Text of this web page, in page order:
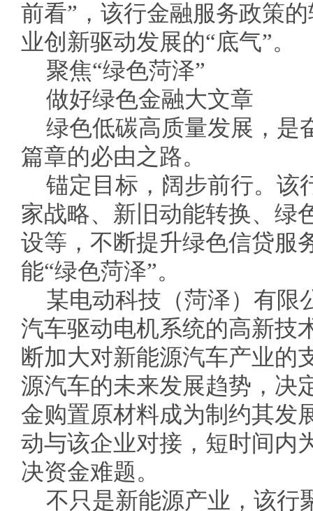
前看”，该行金融服务政策
业创新驱动发展的“底气”。
聚焦“绿色菏泽”
做好绿色金融大文章
绿色低碳高质量发展，是
篇章的必由之路。
锚定目标，阔步前行。该
家战略、新旧动能转换、绿
设等，不断提升绿色信贷服
能“绿色菏泽”。
某电动科技（菏泽）有限
汽车驱动电机系统的高新技
断加大对新能源汽车产业的
源汽车的未来发展趋势，决
金购置原材料成为制约其发
动与该企业对接，短时间内
决资金难题。
不只是新能源产业，该行